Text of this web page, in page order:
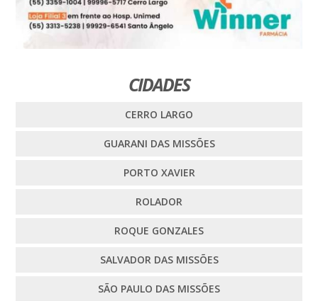
CIDADES
CERRO LARGO
GUARANI DAS MISSÕES
PORTO XAVIER
ROLADOR
ROQUE GONZALES
SALVADOR DAS MISSÕES
SÃO PAULO DAS MISSÕES